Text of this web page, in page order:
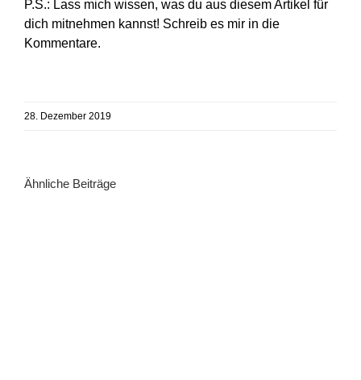
P.S.: Lass mich wissen, was du aus diesem Artikel für
dich mitnehmen kannst! Schreib es mir in die
Kommentare.
28. Dezember 2019
Ähnliche Beiträge